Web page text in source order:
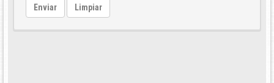
Enviar Limpiar